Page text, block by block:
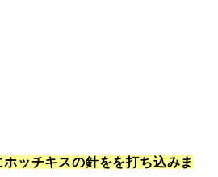
ッチキスの針をを打ち込みま